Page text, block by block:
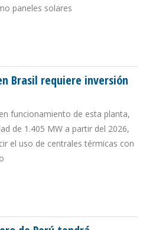
paneles solares
Brasil requiere inversión
funcionamiento de esta planta,
de 1.405 MW a partir del 2026,
el uso de centrales térmicas con